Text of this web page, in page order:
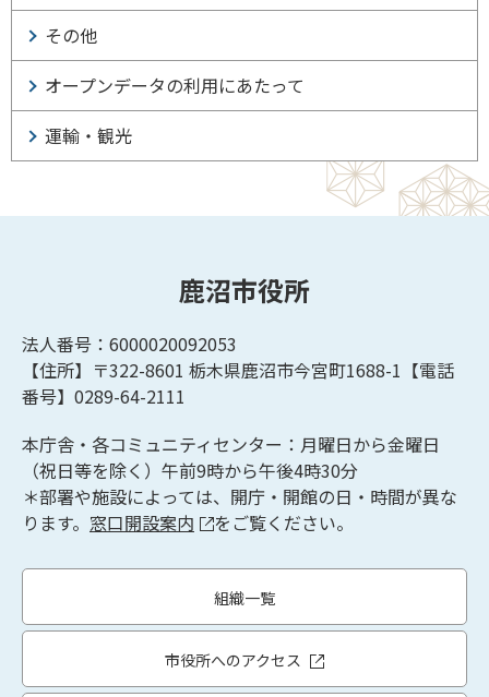
その他
オープンデータの利用にあたって
運輸・観光
鹿沼市役所
法人番号：6000020092053
【住所】〒322-8601 栃木県鹿沼市今宮町1688-1【電話
番号】0289-64-2111
本庁舎・各コミュニティセンター：月曜日から金曜日
（祝日等を除く）午前9時から午後4時30分
＊部署や施設によっては、開庁・開館の日・時間が異な
ります。 窓口開設案内 をご覧ください。
組織一覧
市役所へのアクセス